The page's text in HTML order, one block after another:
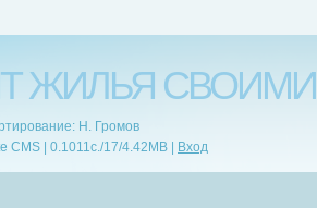
ЖИЛЬЯ
Н. Громов
CMS | 0.1011c./17/4.42MB Вход